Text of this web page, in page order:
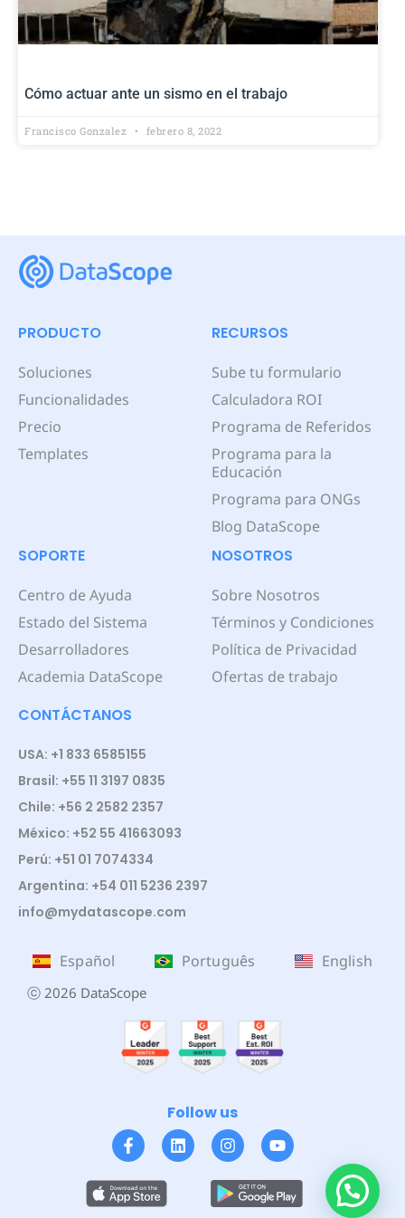
Cómo actuar ante un sismo en el trabajo
Francisco Gonzalez febrero 8, 2022
PRODUCTO
Soluciones
Funcionalidades
Precio
Templates
RECURSOS
Sube tu formulario
Calculadora ROI
Programa de Referidos
Programa para la
Educación
Programa para ONGs
Blog DataScope
SOPORTE
Centro de Ayuda
Estado del Sistema
Desarrolladores
Academia DataScope
NOSOTROS
Sobre Nosotros
Términos y Condiciones
Política de Privacidad
Ofertas de trabajo
CONTÁCTANOS
USA: +1 833 6585155
Brasil: +55 11 3197 0835
Chile: +56 2 2582 2357
México: +52 55 41663093
Perú: +51 01 7074334
Argentina: +54 011 5236 2397
info@mydatascope.com
Español Português English
ⓒ 2026 DataScope
Follow us